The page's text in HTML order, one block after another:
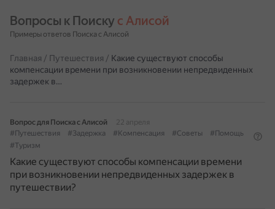
Вопросы к Поиску с Алисой
Примеры ответов Поиска с Алисой
Главная / Путешествия / Какие существуют способы
компенсации времени при возникновении непредвиденных
задержек в…
Вопрос для Поиска с Алисой
22 апреля
#Путешествия
#Задержка #Компенсация #Советы
#Помощь
#Туризм
Какие существуют способы компенсации времени
при возникновении непредвиденных задержек в
путешествии?